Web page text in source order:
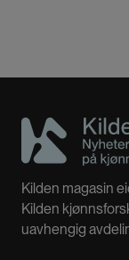
Kilden magasin
Kilden
uavhengig